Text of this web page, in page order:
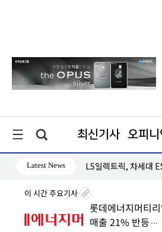
최신기사 오피니
Latest News
자 지속 LS일렉트릭, 차세대
이 시간 주요기사
롯데에너지머티리
매출 21% 반등…